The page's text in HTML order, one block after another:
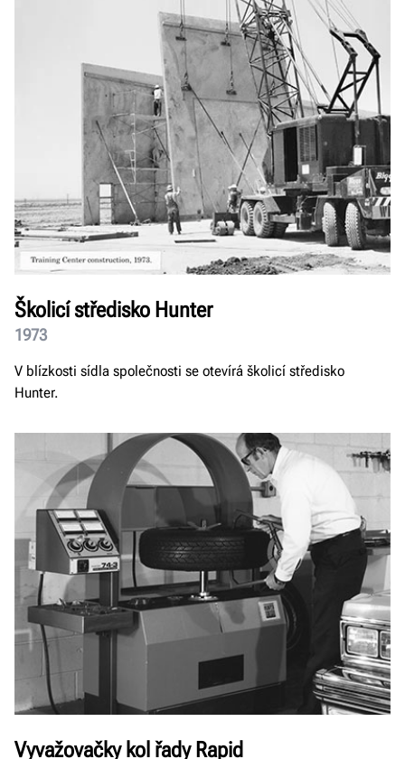
Školicí středisko Hunter
1973
V blízkosti sídla společnosti se otevírá školicí středisko
Hunter.
Vyvažovačky kol řady Rapid